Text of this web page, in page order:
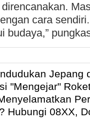
cara
budaya,”
Jepang
"Mengejar"
Hubungi 08XX,